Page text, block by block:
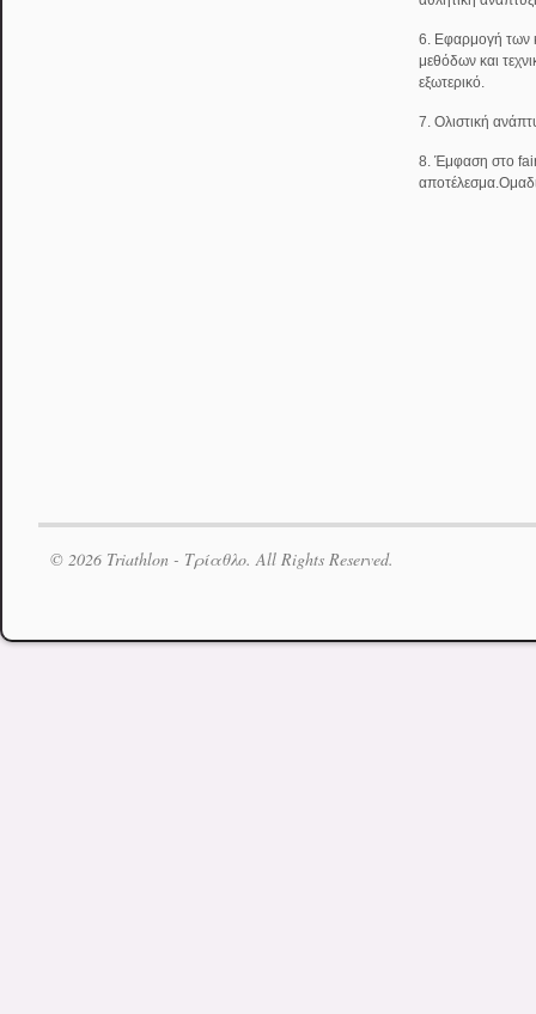
6. Εφαρμογή των
μεθόδων και
εξωτερικό.
7. Ολιστική
8. Έμφαση στο fair
© 2026 Triathlon - Τρίαθλο. All Rights Reserved.